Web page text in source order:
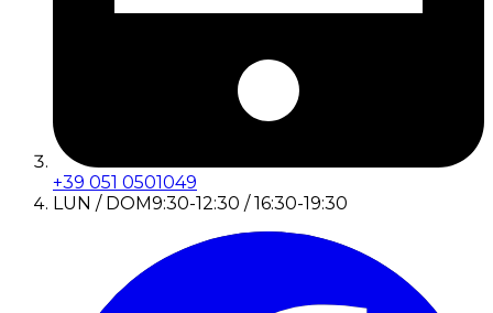
+39 051 0501049
LUN / DOM9:30-12:30 / 16:30-19:30